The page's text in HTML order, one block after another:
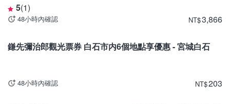
5(1)
48小時內確認 NT$3,866
鎌先彌治郎觀光票券 白石市内6個地點享優惠 - 宮城白石
48小時內確認 NT$203